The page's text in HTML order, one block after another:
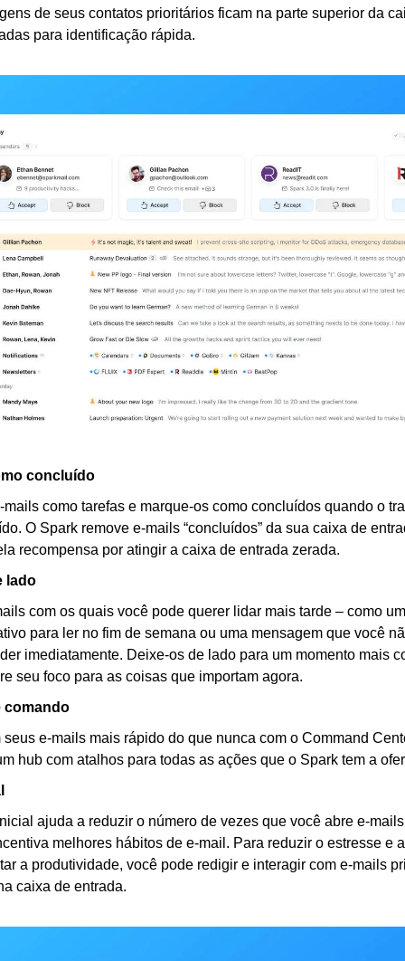
de seus contatos prioritários ficam na parte superior da
para identificação rápida.
concluído
mails como tarefas e marque-os como concluídos quando o
O Spark remove e-mails “concluídos” da sua caixa de
recompensa por atingir a caixa de entrada zerada.
lado
com os quais você pode querer lidar mais tarde – como
para ler no fim de semana ou uma mensagem que você
imediatamente. Deixe-os de lado para um momento mais
seu foco para as coisas que importam agora.
comando
seus e-mails mais rápido do que nunca com o Сommand
hub com atalhos para todas as ações que o Spark tem a
ajuda a reduzir o número de vezes que você abre e-
melhores hábitos de e-mail. Para reduzir o estresse e
a produtividade, você pode redigir e interagir com e-mails
caixa de entrada.